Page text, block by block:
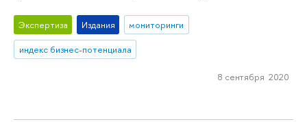
Экспертиза Издания
мониторинги
индекс бизнес-потенциала
8 сентября 2020